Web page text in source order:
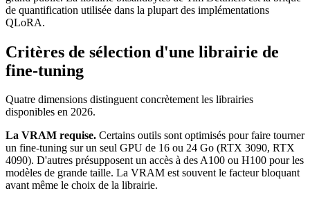
de quantification utilisée dans la plupart des implémentations
QLoRA.
Critères de sélection d'une librairie de
fine-tuning
Quatre dimensions distinguent concrètement les librairies
disponibles en 2026.
La VRAM requise. Certains outils sont optimisés pour faire tourner
un fine-tuning sur un seul GPU de 16 ou 24 Go (RTX 3090, RTX
4090). D'autres présupposent un accès à des A100 ou H100 pour les
modèles de grande taille. La VRAM est souvent le facteur bloquant
avant même le choix de la librairie.